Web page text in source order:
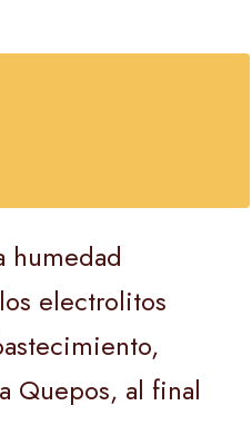
humedad
electrolitos
Quepos, al final